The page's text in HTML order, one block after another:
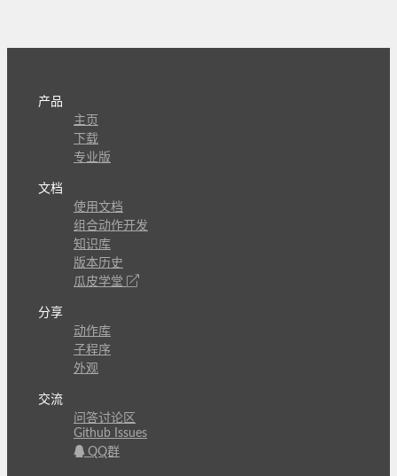
产品
主页
下载
专业版
文档
使用文档
组合动作开发
知识库
版本历史
瓜皮学堂
分享
动作库
子程序
外观
交流
问答讨论区
Github Issues
QQ群